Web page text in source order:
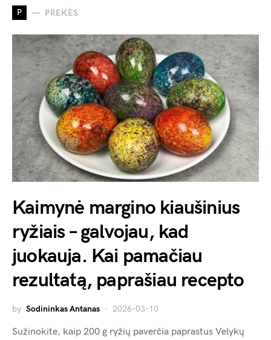
P PREKĖS
Kaimynė margino kiaušinius
ryžiais – galvojau, kad
juokauja. Kai pamačiau
rezultatą, paprašiau recepto
by Sodininkas Antanas 2026-03-10
Sužinokite, kaip 200 g ryžių paverčia paprastus Velykų